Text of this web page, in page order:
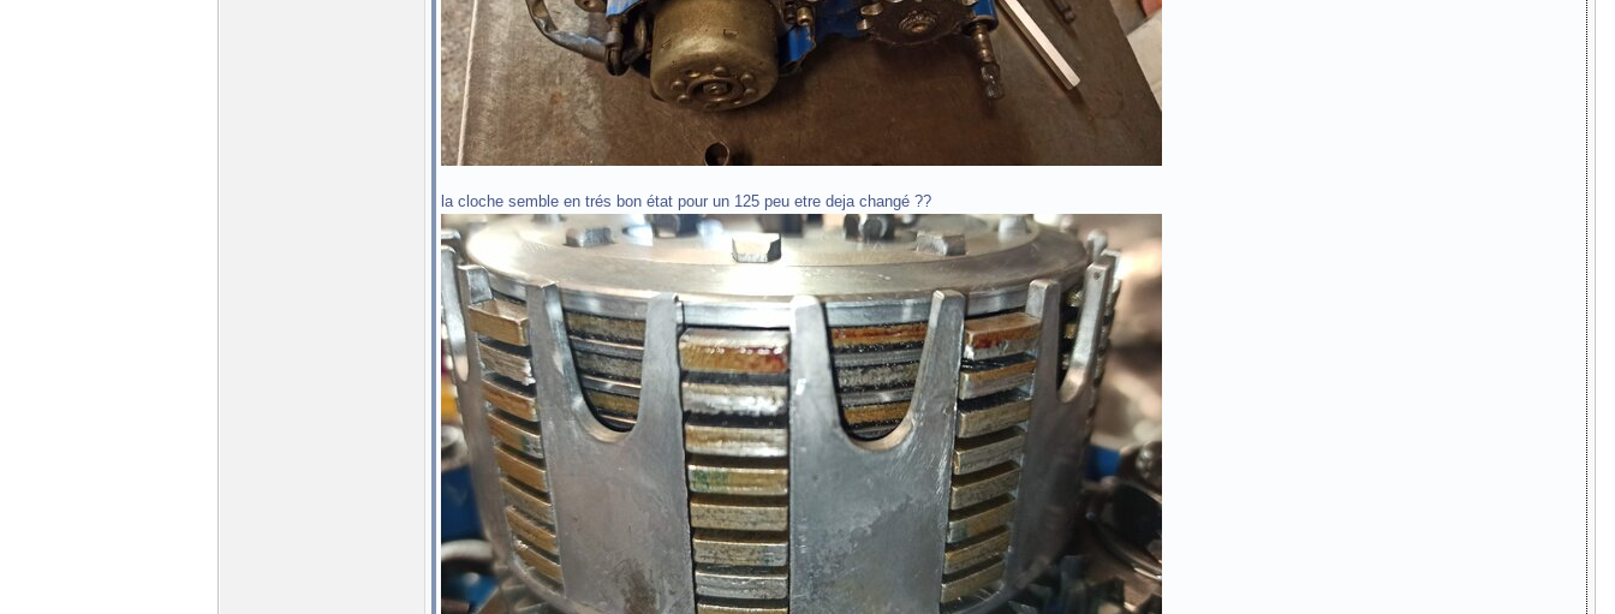
la cloche semble en trés bon état pour un 125 peu etre deja changé ??